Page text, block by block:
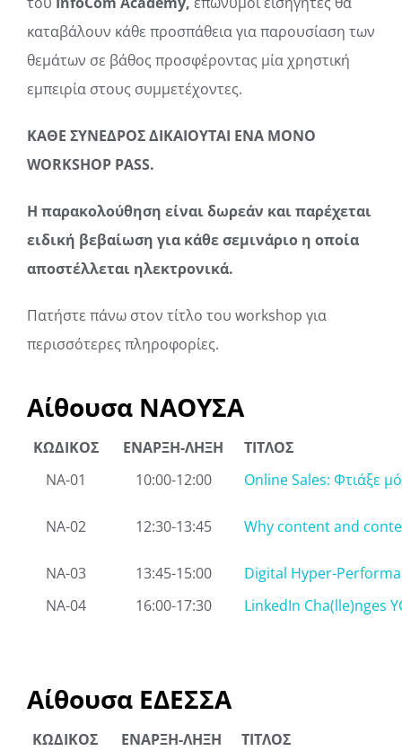
καταβάλουν κάθε προσπάθεια για παρουσίαση των
θεμάτων σε βάθος προσφέροντας μία χρηστική
εμπειρία στους συμμετέχοντες.
ΚΑΘΕ ΣΥΝΕΔΡΟΣ ΔΙΚΑΙΟΥΤΑΙ ΕΝΑ ΜΟΝΟ
WORKSHOP PASS.
Η παρακολούθηση είναι δωρεάν και παρέχεται
ειδική βεβαίωση για κάθε σεμινάριο η οποία
αποστέλλεται ηλεκτρονικά.
Πατήστε πάνω στον τίτλο του workshop για
περισσότερες πληροφορίες.
Αίθουσα ΝΑΟΥΣΑ
ΚΩΔΙΚΟΣ ΕΝΑΡΞΗ-ΛΗΞΗ
ΤΙΤΛΟΣ
ΝΑ-01
10:00-12:00 Online Sales: Φτιάξε
ΝΑ-02 12:30-13:45 Why content and
ΝΑ-03 13:45-15:00
Digital Hyper-
ΝΑ-04
16:00-17:30 LinkedIn Cha(lle)nges
Αίθουσα ΕΔΕΣΣΑ
ΚΩΔΙΚΟΣ ΕΝΑΡΞΗ-ΛΗΞΗ ΤΙΤΛΟΣ